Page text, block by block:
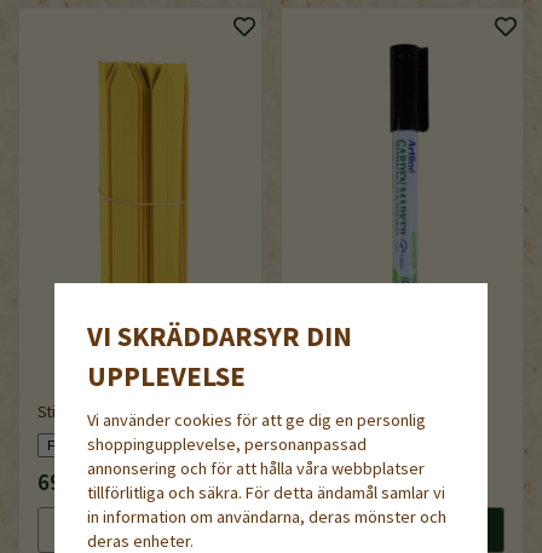
Sticketiketter av trä, 20 cm
69 kr
Läs mer Köp nu
Garden Marker Artline
32 kr
Läs mer Köp nu
VI SKRÄDDARSYR DIN
UPPLEVELSE
Vi använder cookies för att ge dig en personlig
shoppingupplevelse, personanpassad
annonsering och för att hålla våra webbplatser
tillförlitliga och säkra. För detta ändamål samlar vi
in information om användarna, deras mönster och
deras enheter.